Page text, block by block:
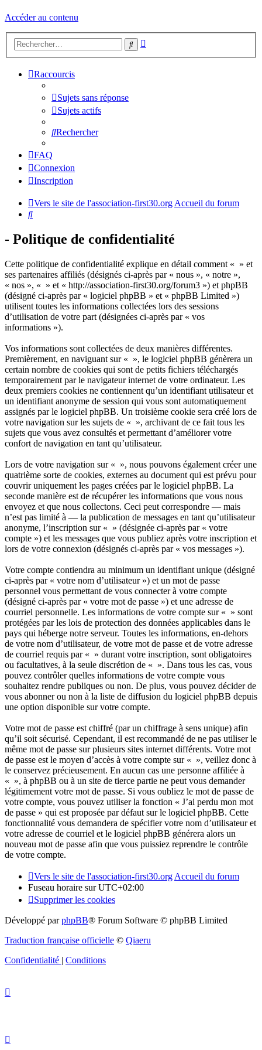
Accéder au contenu
Rechercher
Raccourcis
Sujets sans réponse
Sujets actifs
Rechercher
FAQ
Connexion
Inscription
Vers le site de l'association-first30.org Accueil du forum
Rechercher
- Politique de confidentialité
Cette politique de confidentialité explique en détail comment « » et
ses partenaires affiliés (désignés ci-après par « nous », « notre »,
« nos », « » et « http://association-first30.org/forum3 ») et phpBB
(désigné ci-après par « logiciel phpBB » et « phpBB Limited »)
utilisent toutes les informations collectées lors des sessions
d’utilisation de votre part (désignées ci-après par « vos
informations »).
Vos informations sont collectées de deux manières différentes.
Premièrement, en naviguant sur « », le logiciel phpBB génèrera un
certain nombre de cookies qui sont de petits fichiers téléchargés
temporairement par le navigateur internet de votre ordinateur. Les
deux premiers cookies ne contiennent qu’un identifiant utilisateur et
un identifiant anonyme de session qui vous sont automatiquement
assignés par le logiciel phpBB. Un troisième cookie sera créé lors de
votre navigation sur les sujets de « », archivant de ce fait tous les
sujets que vous avez consultés et permettant d’améliorer votre
confort de navigation en tant qu’utilisateur.
Lors de votre navigation sur « », nous pouvons également créer une
quatrième sorte de cookies, externes au document qui est prévu pour
couvrir uniquement les pages créées par le logiciel phpBB. La
seconde manière est de récupérer les informations que vous nous
envoyez et que nous collectons. Ceci peut correspondre — mais
n’est pas limité à — la publication de messages en tant qu’utilisateur
anonyme, l’inscription sur « » (désignée ci-après par « votre
compte ») et les messages que vous publiez après votre inscription et
lors de votre connexion (désignés ci-après par « vos messages »).
Votre compte contiendra au minimum un identifiant unique (désigné
ci-après par « votre nom d’utilisateur ») et un mot de passe
personnel vous permettant de vous connecter à votre compte
(désigné ci-après par « votre mot de passe ») et une adresse de
courriel personnelle. Les informations de votre compte sur « » sont
protégées par les lois de protection des données applicables dans le
pays qui héberge notre serveur. Toutes les informations, en-dehors
de votre nom d’utilisateur, de votre mot de passe et de votre adresse
de courriel requis par « » durant votre inscription, sont obligatoires
ou facultatives, à la seule discrétion de « ». Dans tous les cas, vous
pouvez contrôler quelles informations de votre compte vous
souhaitez rendre publiques ou non. De plus, vous pouvez décider de
vous abonner ou non à la liste de diffusion du logiciel phpBB depuis
une option disponible sur votre compte.
Votre mot de passe est chiffré (par un chiffrage à sens unique) afin
qu’il soit sécurisé. Cependant, il est recommandé de ne pas utiliser le
même mot de passe sur plusieurs sites internet différents. Votre mot
de passe est le moyen d’accès à votre compte sur « », veillez donc à
le conservez précieusement. En aucun cas une personne affiliée à
« », à phpBB ou à un site de tierce partie ne peut vous demander
légitimement votre mot de passe. Si vous oubliez le mot de passe de
votre compte, vous pouvez utiliser la fonction « J’ai perdu mon mot
de passe » qui est proposée par défaut sur le logiciel phpBB. Cette
fonctionnalité vous demandera de spécifier votre nom d’utilisateur et
votre adresse de courriel et le logiciel phpBB générera alors un
nouveau mot de passe afin que vous puissiez reprendre le contrôle
de votre compte.
Vers le site de l'association-first30.org Accueil du forum
Fuseau horaire surUTC+02:00
Supprimer les cookies
Développé parphpBB® Forum Software © phpBB Limited
Traduction française officielle © Qiaeru
Confidentialité | Conditions